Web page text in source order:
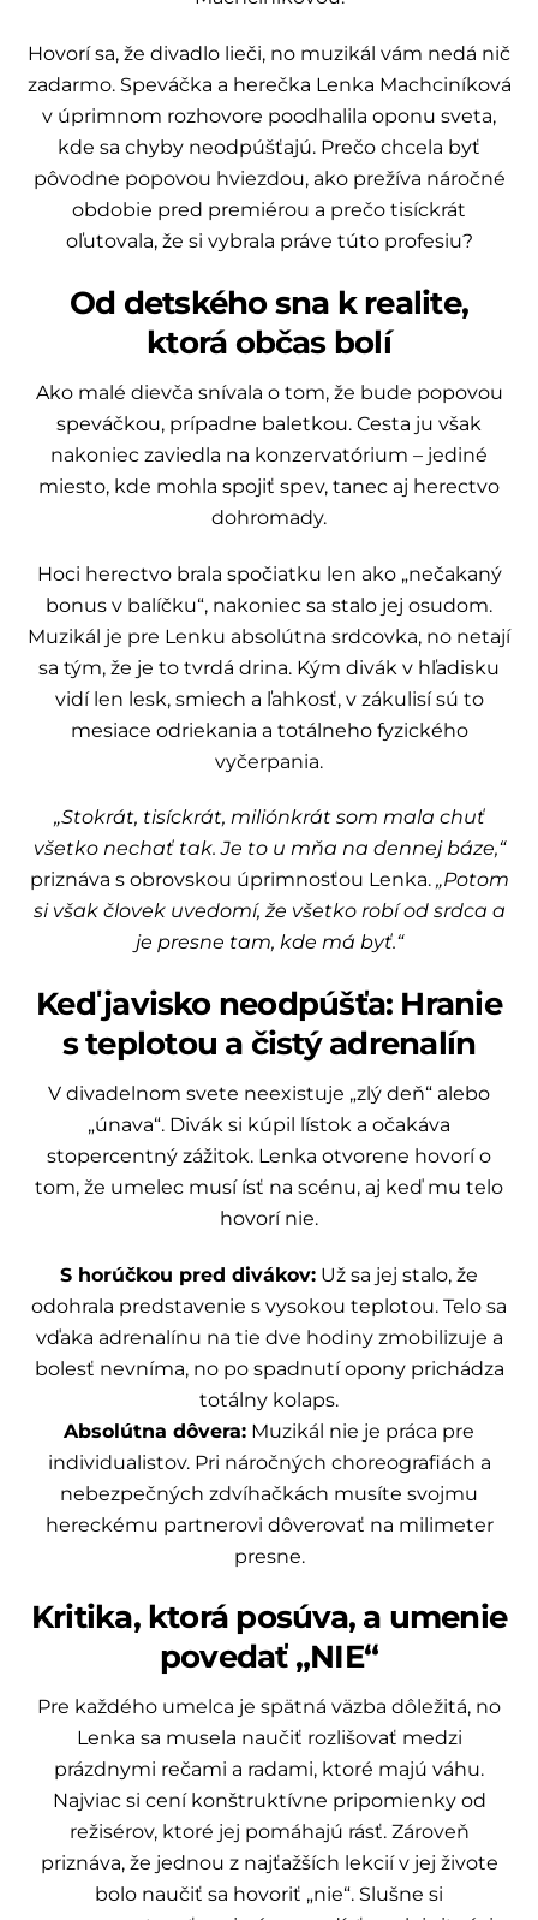
Hovorí sa, že divadlo lieči, no muzikál vám nedá nič
zadarmo. Speváčka a herečka Lenka Machciníková
v úprimnom rozhovore poodhalila oponu sveta,
kde sa chyby neodpúšťajú. Prečo chcela byť
pôvodne popovou hviezdou, ako prežíva náročné
obdobie pred premiérou a prečo tisíckrát
oľutovala, že si vybrala práve túto profesiu?
Od detského sna k realite,
ktorá občas bolí
Ako malé dievča snívala o tom, že bude popovou
speváčkou, prípadne baletkou. Cesta ju však
nakoniec zaviedla na konzervatórium – jediné
miesto, kde mohla spojiť spev, tanec aj herectvo
dohromady.
Hoci herectvo brala spočiatku len ako „nečakaný
bonus v balíčku“, nakoniec sa stalo jej osudom.
Muzikál je pre Lenku absolútna srdcovka, no netají
sa tým, že je to tvrdá drina. Kým divák v hľadisku
vidí len lesk, smiech a ľahkosť, v zákulisí sú to
mesiace odriekania a totálneho fyzického
vyčerpania.
„Stokrát, tisíckrát, miliónkrát som mala chuť
všetko nechať tak. Je to u mňa na dennej báze,“
priznáva s obrovskou úprimnosťou Lenka. „Potom
si však človek uvedomí, že všetko robí od srdca a
je presne tam, kde má byť.“
Keď javisko neodpúšťa: Hranie
s teplotou a čistý adrenalín
V divadelnom svete neexistuje „zlý deň“ alebo
„únava“. Divák si kúpil lístok a očakáva
stopercentný zážitok. Lenka otvorene hovorí o
tom, že umelec musí ísť na scénu, aj keď mu telo
hovorí nie.
S horúčkou pred divákov: Už sa jej stalo, že
odohrala predstavenie s vysokou teplotou. Telo sa
vďaka adrenalínu na tie dve hodiny zmobilizuje a
bolesť nevníma, no po spadnutí opony prichádza
totálny kolaps.
Absolútna dôvera: Muzikál nie je práca pre
individualistov. Pri náročných choreografiách a
nebezpečných zdvíhačkách musíte svojmu
hereckému partnerovi dôverovať na milimeter
presne.
Kritika, ktorá posúva, a umenie
povedať „NIE“
Pre každého umelca je spätná väzba dôležitá, no
Lenka sa musela naučiť rozlišovať medzi
prázdnymi rečami a radami, ktoré majú váhu.
Najviac si cení konštruktívne pripomienky od
režisérov, ktoré jej pomáhajú rásť. Zároveň
priznáva, že jednou z najťažších lekcií v jej živote
bolo naučiť sa hovoriť „nie“. Slušne si